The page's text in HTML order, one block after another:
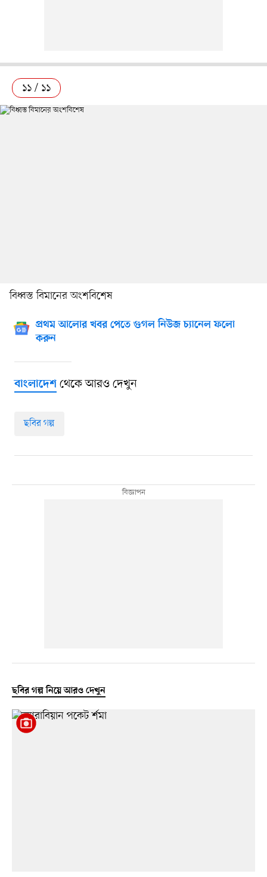
১১ / ১১
বিধ্বস্ত বিমানের অংশবিশেষ
প্রথম আলোর খবর পেতে গুগল নিউজ চ্যানেল ফলো
করুন
বাংলাদেশথেকে আরও দেখুন
ছবির গল্প
ছবির গল্প নিয়ে আরও দেখুন